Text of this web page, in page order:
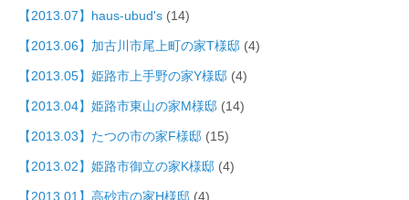
【2013.07】haus-ubud's (14)
【2013.06】加古川市尾上町の家T様邸 (4)
【2013.05】姫路市上手野の家Y様邸 (4)
【2013.04】姫路市東山の家M様邸 (14)
【2013.03】たつの市の家F様邸 (15)
【2013.02】姫路市御立の家K様邸 (4)
【2013.01】高砂市の家H様邸 (4)